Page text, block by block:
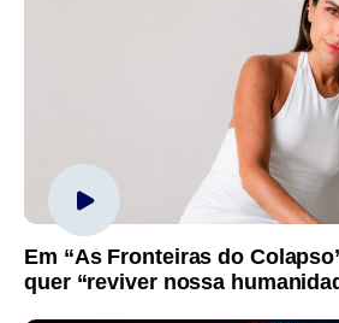
Em “As Fronteiras do
quer “reviver nossa